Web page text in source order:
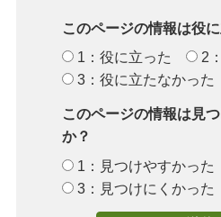
このページの情報は役
1：役に立った
2
3：役に立たなかった
このページの情報は見
か？
1：見つけやすかった
3：見つけにくかった